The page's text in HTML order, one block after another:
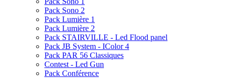
Pack Sono 2
Pack Lumière 1
Pack Lumière 2
Pack STAIRVILLE - Led Flood panel
Pack JB System - IColor 4
Pack PAR 56 Classiques
Contest - Led Gun
Pack Conférence